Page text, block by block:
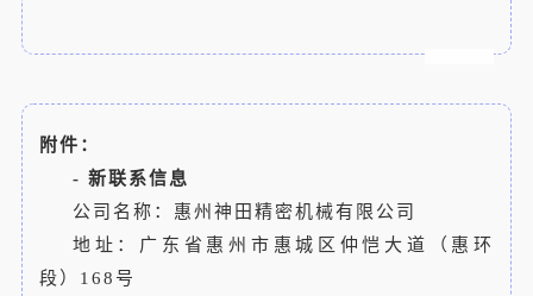
附件：
- 新联系信息
公司名称：惠州神田精密机械有限公司
地址：广东省惠州市惠城区仲恺大道（惠环
段）168号